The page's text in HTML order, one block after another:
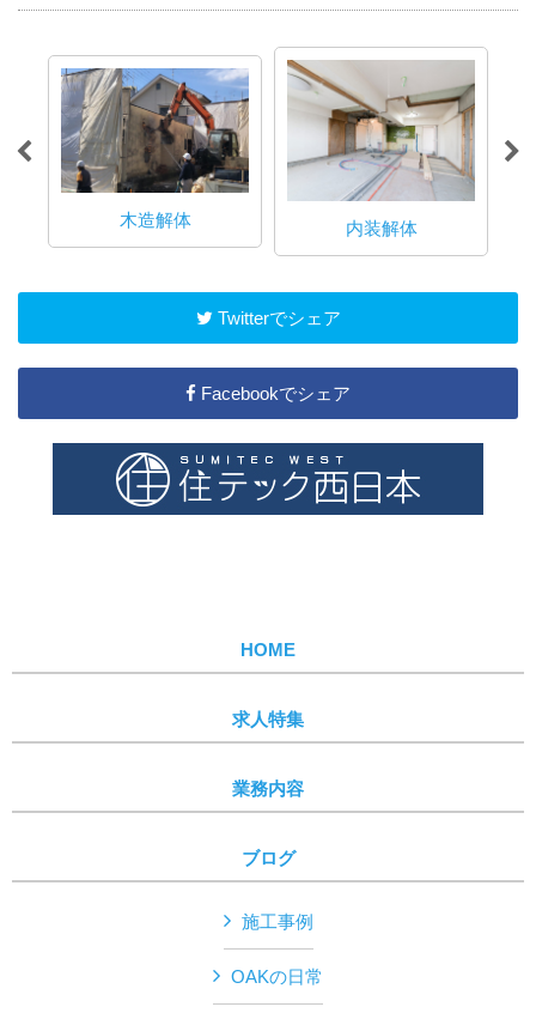
木造解体 内装解体
Twitterでシェア
Facebookでシェア
HOME
求人特集
業務内容
ブログ
施工事例
OAKの日常